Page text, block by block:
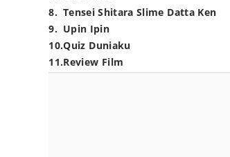
8. Tensei Shitara Slime Datta Ken
9. Upin Ipin
10.Quiz Duniaku
11.Review Film